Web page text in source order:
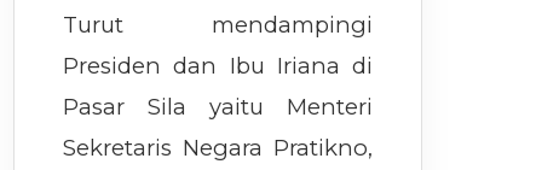
Turut mendampingi
Presiden dan Ibu Iriana di
Pasar Sila yaitu Menteri
Sekretaris Negara Pratikno,